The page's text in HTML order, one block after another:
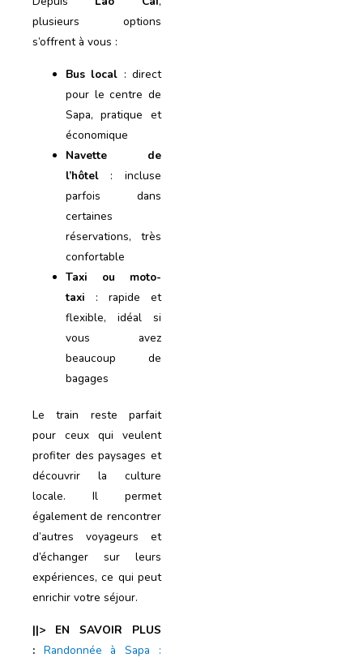
plusieurs options
s’offrent à vous :
Bus local : direct
pour le centre de
Sapa, pratique et
économique
Navette de
l’hôtel : incluse
parfois dans
certaines
réservations, très
confortable
Taxi ou moto-
taxi : rapide et
flexible, idéal si
vous avez
beaucoup de
bagages
Le train reste parfait
pour ceux qui veulent
profiter des paysages et
découvrir la culture
locale. Il permet
également de rencontrer
d’autres voyageurs et
d’échanger sur leurs
expériences, ce qui peut
enrichir votre séjour.
||> EN SAVOIR PLUS
: Randonnée à Sapa :